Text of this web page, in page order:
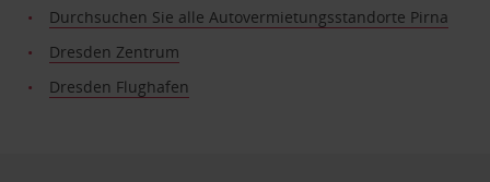
Durchsuchen Sie alle Autovermietungsstandorte Pirna
Dresden Zentrum
Dresden Flughafen